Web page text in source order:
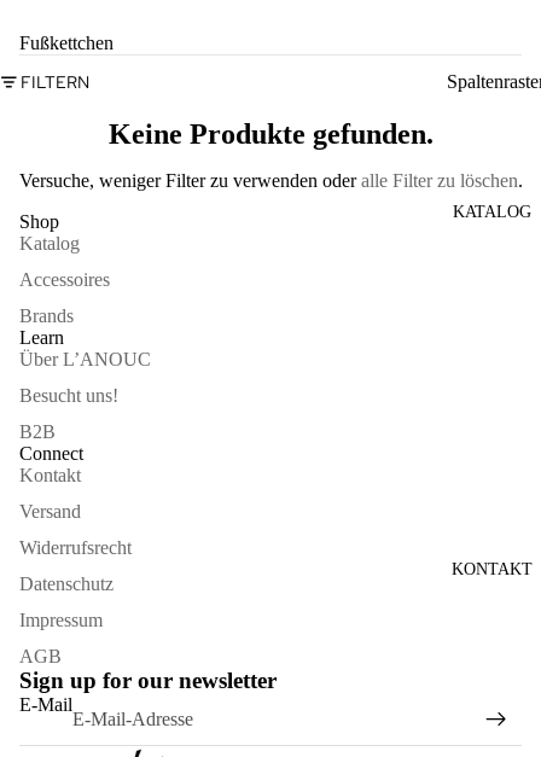
KATALOG
KONTAKT
Fußkettchen
FILTERN
Keine Produkte gefunden.
Versuche, weniger Filter zu verwenden oderalle Filter zu löschen.
Shop
Katalog
Accessoires
Brands
Learn
Über L’ANOUC
Besucht uns!
B2B
Connect
Kontakt
Versand
Widerrufsrecht
Datenschutz
Impressum
AGB
Sign up for our newsletter
E-Mail
Widerrufsrecht
Datenschutzerklärung